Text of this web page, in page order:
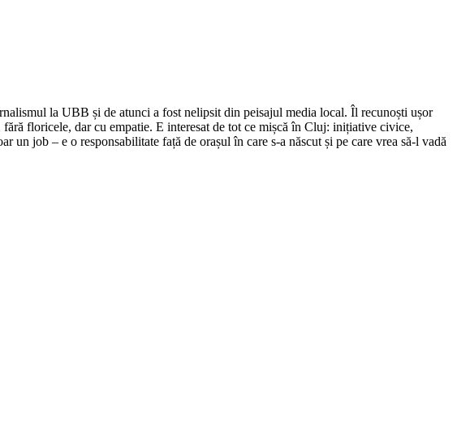
la UBB și de atunci a fost nelipsit din peisajul media local. Îl recunoști ușor
floricele, dar cu empatie. E interesat de tot ce mișcă în Cluj: inițiative civice,
job – e o responsabilitate față de orașul în care s-a născut și pe care vrea să-l vadă